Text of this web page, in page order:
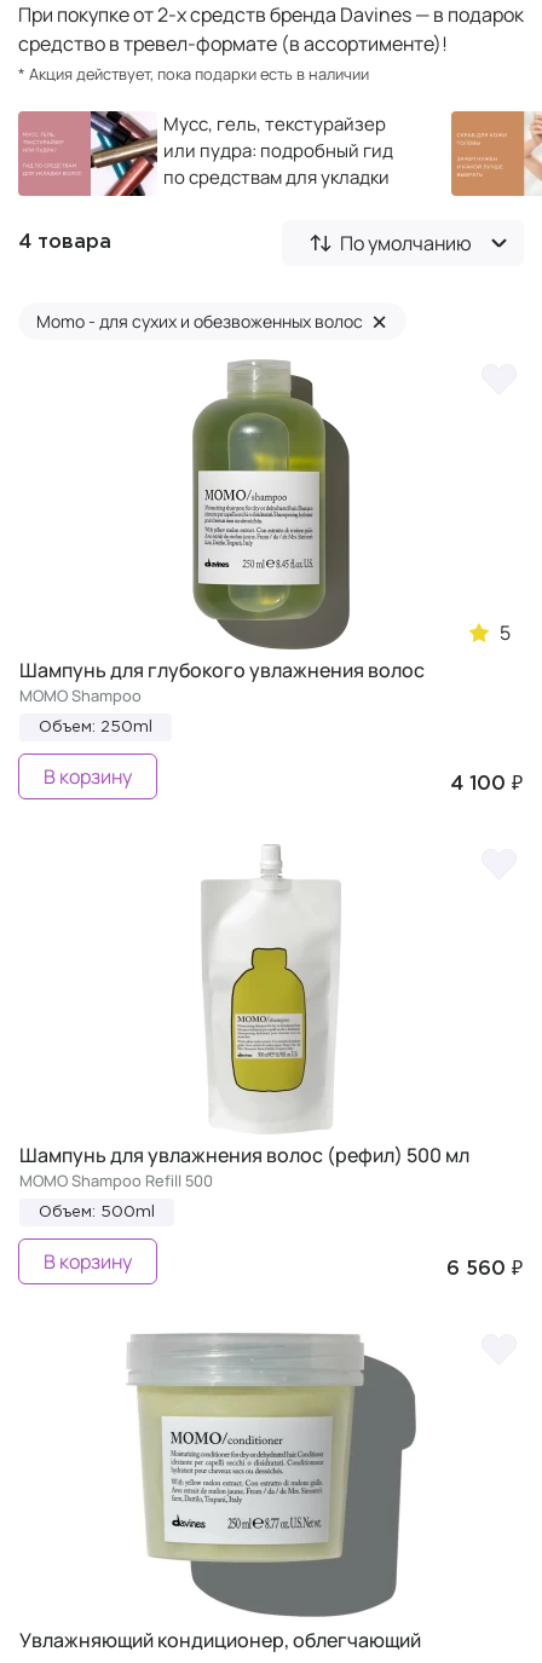
При покупке от 2-х средств бренда Davines — в подарок
средство в тревел-формате (в ассортименте)!
* Акция действует, пока подарки есть в наличии
Мусс, гель, текстурайзер
или пудра: подробный гид
по средствам для укладки
4 товара По умолчанию
Momo - для сухих и обезвоженных волос ×
5
Шампунь для глубокого увлажнения волос
MOMO Shampoo
Объем: 250ml
4 100 ₽
В корзину
Шампунь для увлажнения волос (рефил) 500 мл
MOMO Shampoo Refill 500
Объем: 500ml
6 560 ₽
В корзину
Увлажняющий кондиционер, облегчающий